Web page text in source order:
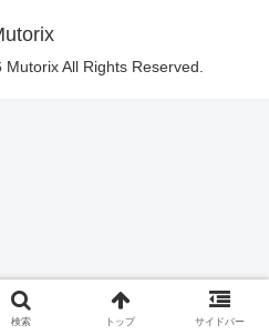
All Rights Reserved.
検索 トップ サイドバー